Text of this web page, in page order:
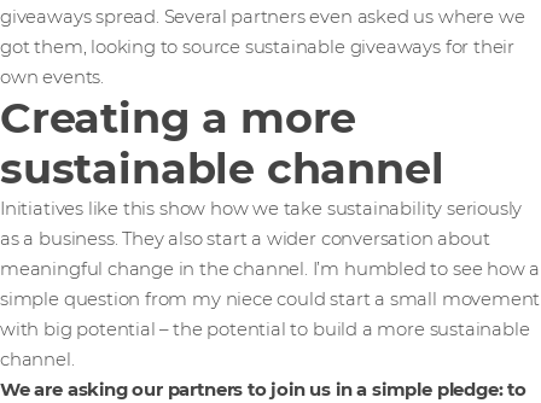
giveaways spread. Several partners even asked us where we
got them, looking to source sustainable giveaways for their
own events.
Creating a more
sustainable channel
Initiatives like this show how we take sustainability seriously
as a business. They also start a wider conversation about
meaningful change in the channel. I’m humbled to see how a
simple question from my niece could start a small movement
with big potential – the potential to build a more sustainable
channel.
We are asking our partners to join us in a simple pledge: to